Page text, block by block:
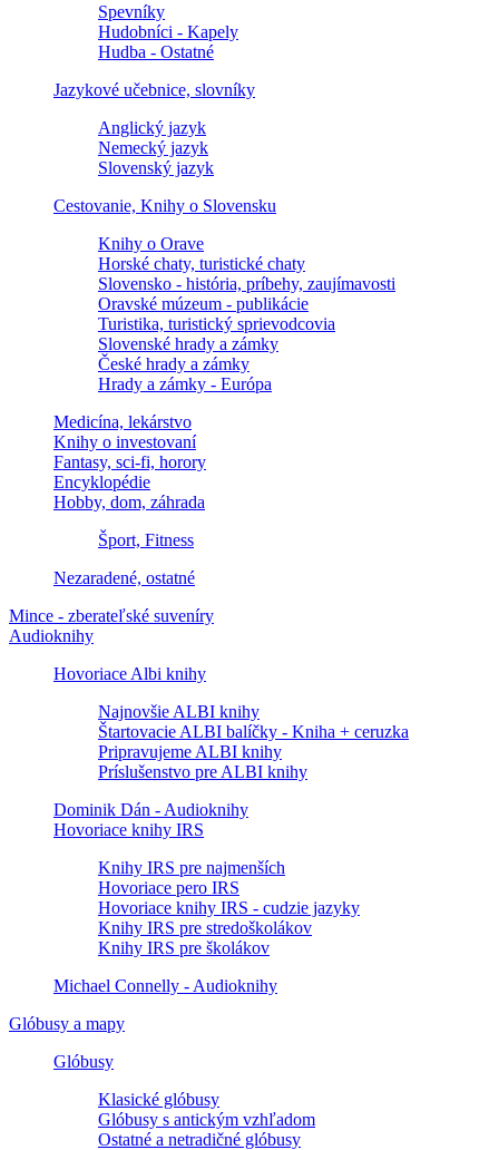
Spevníky
Hudobníci - Kapely
Hudba - Ostatné
Jazykové učebnice, slovníky
Anglický jazyk
Nemecký jazyk
Slovenský jazyk
Cestovanie, Knihy o Slovensku
Knihy o Orave
Horské chaty, turistické chaty
Slovensko - história, príbehy, zaujímavosti
Oravské múzeum - publikácie
Turistika, turistický sprievodcovia
Slovenské hrady a zámky
České hrady a zámky
Hrady a zámky - Európa
Medicína, lekárstvo
Knihy o investovaní
Fantasy, sci-fi, horory
Encyklopédie
Hobby, dom, záhrada
Šport, Fitness
Nezaradené, ostatné
Mince - zberateľské suveníry
Audioknihy
Hovoriace Albi knihy
Najnovšie ALBI knihy
Štartovacie ALBI balíčky - Kniha + ceruzka
Pripravujeme ALBI knihy
Príslušenstvo pre ALBI knihy
Dominik Dán - Audioknihy
Hovoriace knihy IRS
Knihy IRS pre najmenších
Hovoriace pero IRS
Hovoriace knihy IRS - cudzie jazyky
Knihy IRS pre stredoškolákov
Knihy IRS pre školákov
Michael Connelly - Audioknihy
Glóbusy a mapy
Glóbusy
Klasické glóbusy
Glóbusy s antickým vzhľadom
Ostatné a netradičné glóbusy